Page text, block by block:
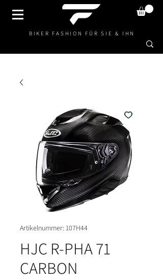
BIKER FASHION FÜR SIE & IHN
Artikelnummer: 107H44
HJC R-PHA 71
CARBON